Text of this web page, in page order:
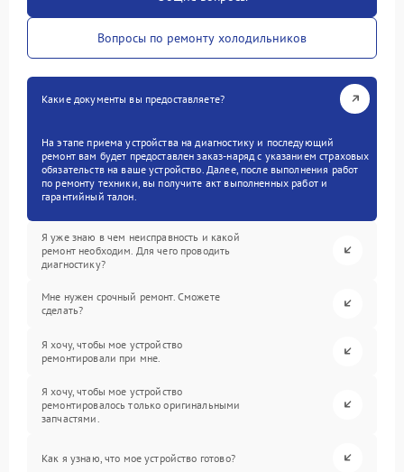
Вопросы по ремонту холодильников
Какие документы вы предоставляете?
На этапе приема устройства на диагностику и последующий
ремонт вам будет предоставлен заказ-наряд с указанием страховых
обязательств на ваше устройство. Далее, после выполнения работ
по ремонту техники, вы получите акт выполненных работ и
гарантийный талон.
Я уже знаю в чем неисправность и какой
ремонт необходим. Для чего проводить
диагностику?
Мне нужен срочный ремонт. Сможете
сделать?
Я хочу, чтобы мое устройство
ремонтировали при мне.
Я хочу, чтобы мое устройство
ремонтировалось только оригинальными
запчастями.
Как я узнаю, что мое устройство готово?